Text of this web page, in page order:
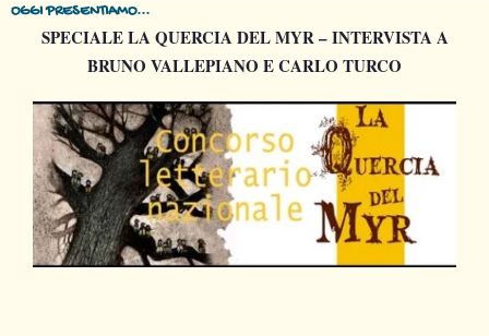
OGGI PRESENTIAMO...
SPECIALE LA QUERCIA DEL MYR – INTERVISTA A
BRUNO VALLEPIANO E CARLO TURCO